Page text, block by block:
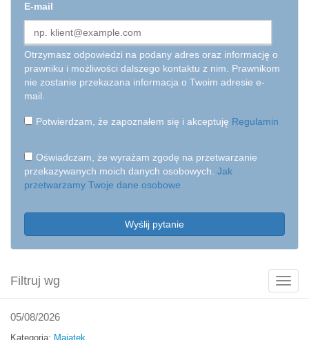
Pokaż
filtry
Filtruj wg
E-mail
Otrzymasz odpowiedzi na podany adres oraz informację o
prawniku i możliwości dalszego kontaktu z nim. Prawnikom
nie zostanie przekazana informacja o Twoim adresie e-
mail.
Potwierdzam, że zapoznałem się i akceptuję Regulamin
Oświadczam, że wyrażam zgodę na przetwarzanie
przekazywanych moich danych osobowych. Jak
przetwarzamy Twoje dane osobowe
Wyślij pytanie
05/08/2026
Kategoria: Majątek